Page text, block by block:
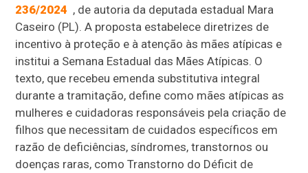
236/2024 , de autoria da deputada estadual Mara
Caseiro (PL). A proposta estabelece diretrizes de
incentivo à proteção e à atenção às mães atípicas e
institui a Semana Estadual das Mães Atípicas. O
texto, que recebeu emenda substitutiva integral
durante a tramitação, define como mães atípicas as
mulheres e cuidadoras responsáveis pela criação de
filhos que necessitam de cuidados específicos em
razão de deficiências, síndromes, transtornos ou
doenças raras, como Transtorno do Déficit de